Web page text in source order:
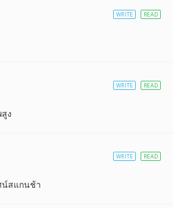
WRITE READ
ง
WRITE READ
น์สแกนช้า
WRITE READ